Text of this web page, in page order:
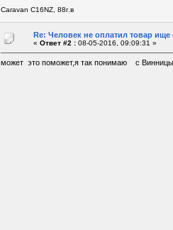
Caravan C16NZ, 88г.в
Re: Человек не оплатил товар ище
« Ответ #2 :08-05-2016, 09:09:31 »
может это поможет,я так понимаю с